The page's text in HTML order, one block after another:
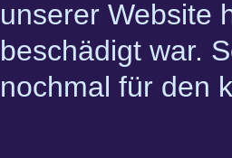
unserer Website
beschädigt war.
nochmal für den